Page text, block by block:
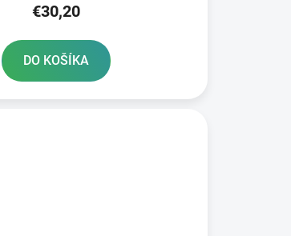
€30,20
DO KOŠÍKA